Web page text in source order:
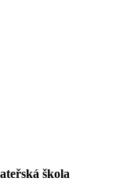
škola